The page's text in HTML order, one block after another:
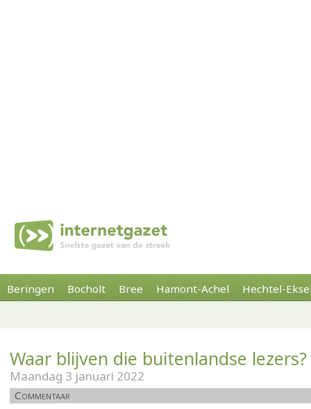
Beringen Bocholt Bree Hamont-Achel Hechtel-
Waar blijven die buitenlandse lezers?
Maandag 3 januari 2022
Commentaar